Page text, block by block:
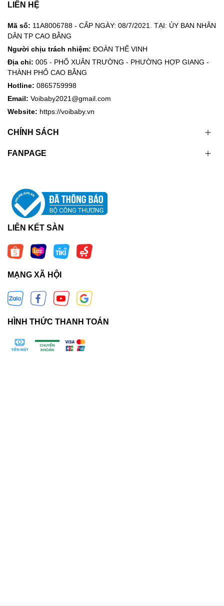
LIÊN HỆ
Mã số: 11A8006788 - CẤP NGÀY: 08/7/2021. TẠI: ỦY BAN NHÂN
DÂN TP CAO BẰNG
Người chịu trách nhiệm: ĐOÀN THẾ VINH
Địa chỉ: 005 - PHỐ XUÂN TRƯỜNG - PHƯỜNG HỢP GIANG -
THÀNH PHỐ CAO BẰNG
Hotline: 0865759998
Email: Voibaby2021@gmail.com
Website: https://voibaby.vn
CHÍNH SÁCH
FANPAGE
LIÊN KẾT SÀN
MẠNG XÃ HỘI
HÌNH THỨC THANH TOÁN